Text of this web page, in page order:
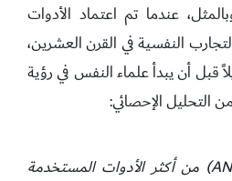
عندما تم اعتماد الأدوات
النفسية في القرن العشرين،
قبل أن يبدأ علماء النفس في رؤية
التحليل الإحصائي:
يعد تحليل التباين (ANOVA) من أكثر الأدوات المستخدمة